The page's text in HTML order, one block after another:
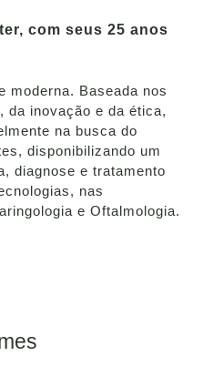
com seus 25 anos
moderna. Baseada nos
da inovação e da ética,
na busca do
disponibilizando um
diagnose e tratamento
nas
e Oftalmologia.